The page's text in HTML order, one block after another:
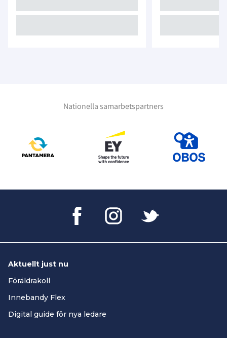
Nationella samarbetspartners
Aktuellt just nu
Föräldrakoll
Innebandy Flex
Digital guide för nya ledare